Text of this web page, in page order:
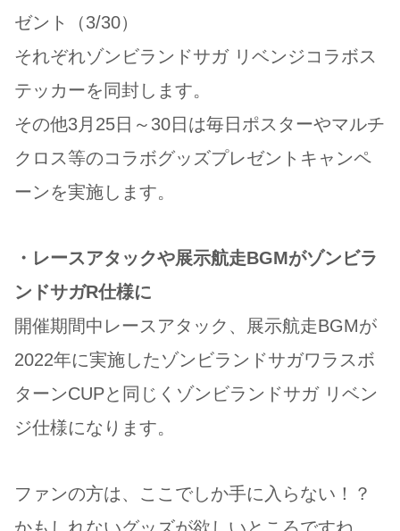
ゼント（3/30）
それぞれゾンビランドサガ リベンジコラボス
テッカーを同封します。
その他3月25日～30日は毎日ポスターやマルチ
クロス等のコラボグッズプレゼントキャンペ
ーンを実施します。
・レースアタックや展示航走BGMがゾンビラ
ンドサガR仕様に
開催期間中レースアタック、展示航走BGMが
2022年に実施したゾンビランドサガワラスボ
ターンCUPと同じくゾンビランドサガ リベン
ジ仕様になります。
ファンの方は、ここでしか手に入らない！？